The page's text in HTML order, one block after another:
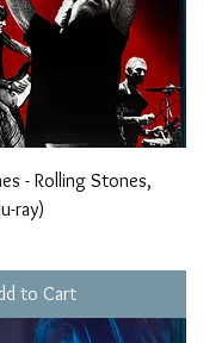
- Rolling Stones,
ray)
to Cart